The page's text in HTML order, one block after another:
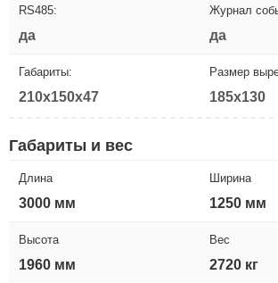
RS485:
да
Журнал
да
Габариты:
210x150x47
Размер
185x130
Габариты и вес
Длина
3000 мм
Ширина
1250 мм
Высота
1960 мм
Вес
2720 кг